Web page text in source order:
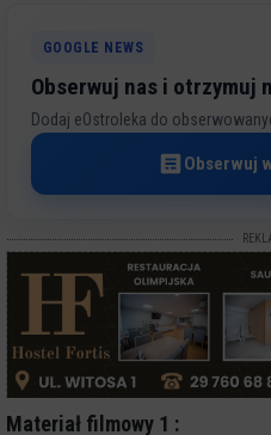
GOOGLE NEWS
Obserwuj nas i otrzymuj
Dodaj eOstroleka do
Obserwuj
Materiał filmowy 1 :